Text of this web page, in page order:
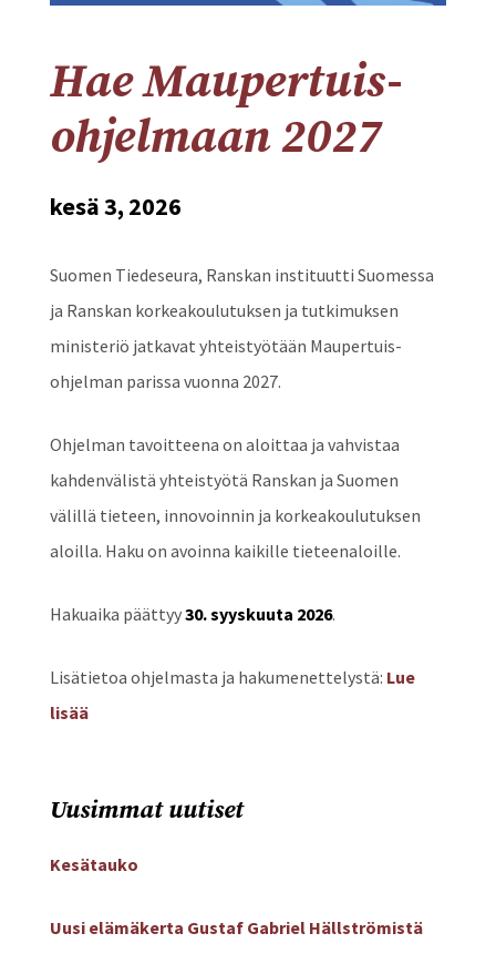
Hae Maupertuis-
ohjelmaan 2027
kesä 3, 2026
Suomen Tiedeseura, Ranskan instituutti Suomessa
ja Ranskan korkeakoulutuksen ja tutkimuksen
ministeriö jatkavat yhteistyötään Maupertuis-
ohjelman parissa vuonna 2027.
Ohjelman tavoitteena on aloittaa ja vahvistaa
kahdenvälistä yhteistyötä Ranskan ja Suomen
välillä tieteen, innovoinnin ja korkeakoulutuksen
aloilla. Haku on avoinna kaikille tieteenaloille.
Hakuaika päättyy30. syyskuuta 2026.
Lisätietoa ohjelmasta ja hakumenettelystä: Lue
lisää
Uusimmat uutiset
Kesätauko
Uusi elämäkerta Gustaf Gabriel Hällströmistä